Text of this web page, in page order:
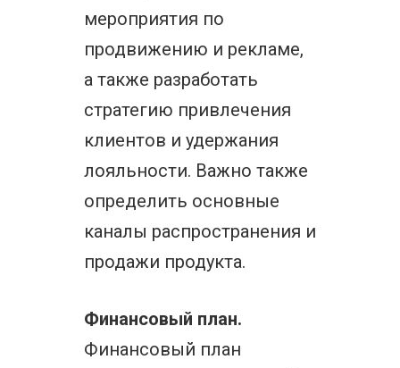
мероприятия по
продвижению и рекламе,
а также разработать
стратегию привлечения
клиентов и удержания
лояльности. Важно также
определить основные
каналы распространения и
продажи продукта.
Финансовый план.
Финансовый план